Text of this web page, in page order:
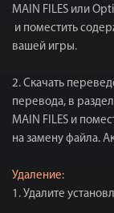
MAIN FILES или
и поместить
вашей игры.
2. Скачать
перевода, в
MAIN FILES и
на замену файла.
Удаление:
1. Удалите